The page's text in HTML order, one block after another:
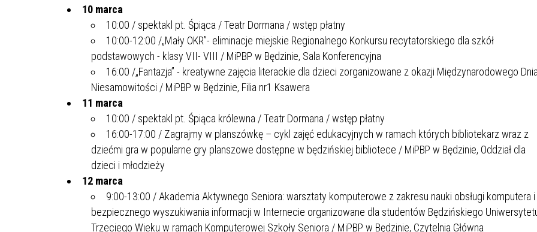
10 marca
10:00 / spektakl pt. Śpiąca / Teatr Dormana / wstęp płatny
10:00-12:00 /„Mały OKR”- eliminacje miejskie Regionalnego Konkursu recytatorskiego dla szkół
podstawowych - klasy VII- VIII / MiPBP w Będzinie, Sala Konferencyjna
16:00 /„Fantazja” - kreatywne zajęcia literackie dla dzieci zorganizowane z okazji Międzynarodowego Dnia
Niesamowitości / MiPBP w Będzinie, Filia nr1 Ksawera
11 marca
10:00 / spektakl pt. Śpiąca królewna / Teatr Dormana / wstęp płatny
16:00-17:00 / Zagrajmy w planszówkę – cykl zajęć edukacyjnych w ramach których bibliotekarz wraz z
dziećmi gra w popularne gry planszowe dostępne w będzińskiej bibliotece / MiPBP w Będzinie, Oddział dla
dzieci i młodzieży
12 marca
9:00-13:00 / Akademia Aktywnego Seniora: warsztaty komputerowe z zakresu nauki obsługi komputera i
bezpiecznego wyszukiwania informacji w Internecie organizowane dla studentów Będzińskiego
Trzeciego Wieku w ramach Komputerowej Szkoły Seniora / MiPBP w Będzinie, Czytelnia Główna